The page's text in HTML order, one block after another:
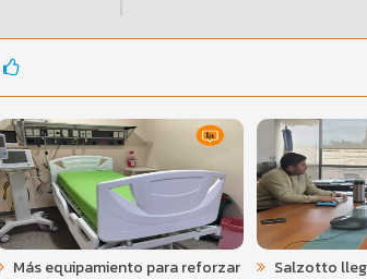
Más equipamiento para reforzar Salzotto